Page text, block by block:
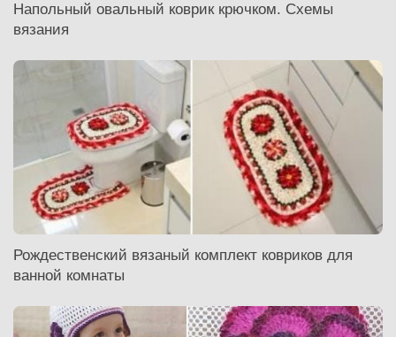
Напольный овальный коврик крючком. Схемы
вязания
Рождественский вязаный комплект ковриков для
ванной комнаты